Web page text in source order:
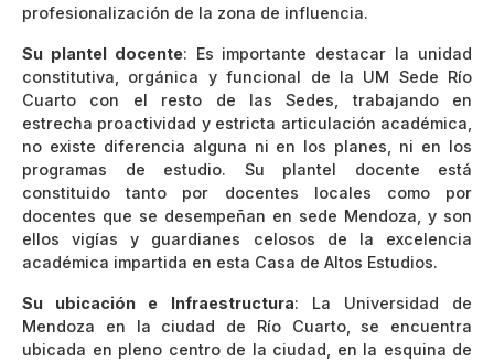
profesionalización de la zona de influencia.
Su plantel docente: Es importante destacar la unidad
constitutiva, orgánica y funcional de la UM Sede Río
Cuarto con el resto de las Sedes, trabajando en
estrecha proactividad y estricta articulación académica,
no existe diferencia alguna ni en los planes, ni en los
programas de estudio. Su plantel docente está
constituido tanto por docentes locales como por
docentes que se desempeñan en sede Mendoza, y son
ellos vigías y guardianes celosos de la excelencia
académica impartida en esta Casa de Altos Estudios.
Su ubicación e Infraestructura: La Universidad de
Mendoza en la ciudad de Río Cuarto, se encuentra
ubicada en pleno centro de la ciudad, en la esquina de